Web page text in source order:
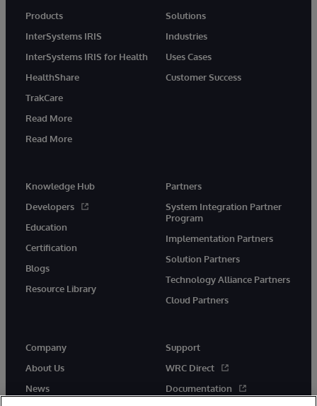
Products
InterSystems IRIS
InterSystems IRIS for Health
HealthShare
TrakCare
Read More
Read More
Solutions
Industries
Uses Cases
Customer Success
Knowledge Hub
Developers
Education
Certification
Blogs
Resource Library
Partners
System Integration Partner
Program
Implementation Partners
Solution Partners
Technology Alliance Partners
Cloud Partners
Company
About Us
News
Support
WRC Direct
Documentation